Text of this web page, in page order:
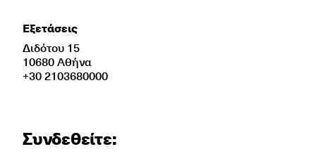
Εξετάσεις
Διδότου 15
10680 Αθήνα
+30 2103680000
Συνδεθείτε: